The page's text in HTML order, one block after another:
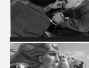
ENFANTS